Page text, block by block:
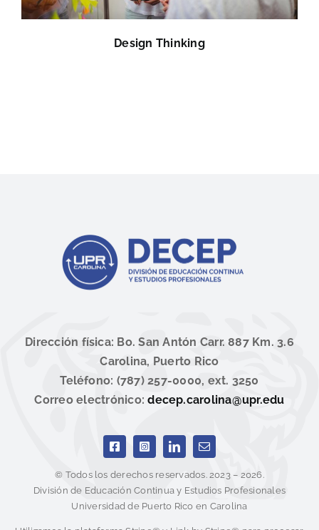
Design Thinking
Dirección física: Bo. San Antón Carr. 887 Km. 3.6
Carolina, Puerto Rico
Teléfono: (787) 257-0000, ext. 3250
Correo electrónico:decep.carolina@upr.edu
© Todos los derechos reservados. 2023 – 2026.
División de Educación Continua y Estudios Profesionales
Universidad de Puerto Rico en Carolina